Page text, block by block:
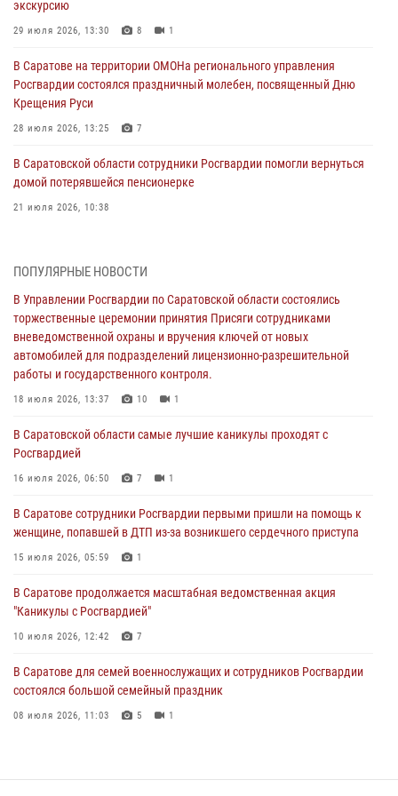
экскурсию
29 июля 2026, 13:30 8 1
В Саратове на территории ОМОНа регионального управления
Росгвардии состоялся праздничный молебен, посвященный Дню
Крещения Руси
28 июля 2026, 13:25 7
В Саратовской области сотрудники Росгвардии помогли вернуться
домой потерявшейся пенсионерке
21 июля 2026, 10:38
вневедомственной охраны и вручения ключей от новых
автомобилей для подразделений лицензионно-разрешительной
работы и государственного контроля.
18 июля 2026, 13:37 10 1
В Саратовской области самые лучшие каникулы проходят с
Росгвардией
В Саратове сотрудники Росгвардии первыми пришли на помощь к
женщине, попавшей в ДТП из-за возникшего сердечного приступа
В Саратове продолжается масштабная ведомственная акция
"Каникулы с Росгвардией"
В Саратовской области при содействии спецназа Росгвардии
задержан подозреваемый в незаконном обороте наркотиков
ПОПУЛЯРНЫЕ НОВОСТИ
В Управлении Росгвардии по Саратовской области состоялись
торжественные церемонии принятия Присяги сотрудниками
вневедомственной охраны и вручения ключей от новых
автомобилей для подразделений лицензионно-разрешительной
работы и государственного контроля.
18 июля 2026, 13:37 10 1
В Саратовской области самые лучшие каникулы проходят с
Росгвардией
16 июля 2026, 06:50 7 1
В Саратове сотрудники Росгвардии первыми пришли на помощь к
женщине, попавшей в ДТП из-за возникшего сердечного приступа
15 июля 2026, 05:59 1
В Саратове продолжается масштабная ведомственная акция
"Каникулы с Росгвардией"
10 июля 2026, 12:42 7
В Саратове для семей военнослужащих и сотрудников Росгвардии
состоялся большой семейный праздник
08 июля 2026, 11:03 5 1